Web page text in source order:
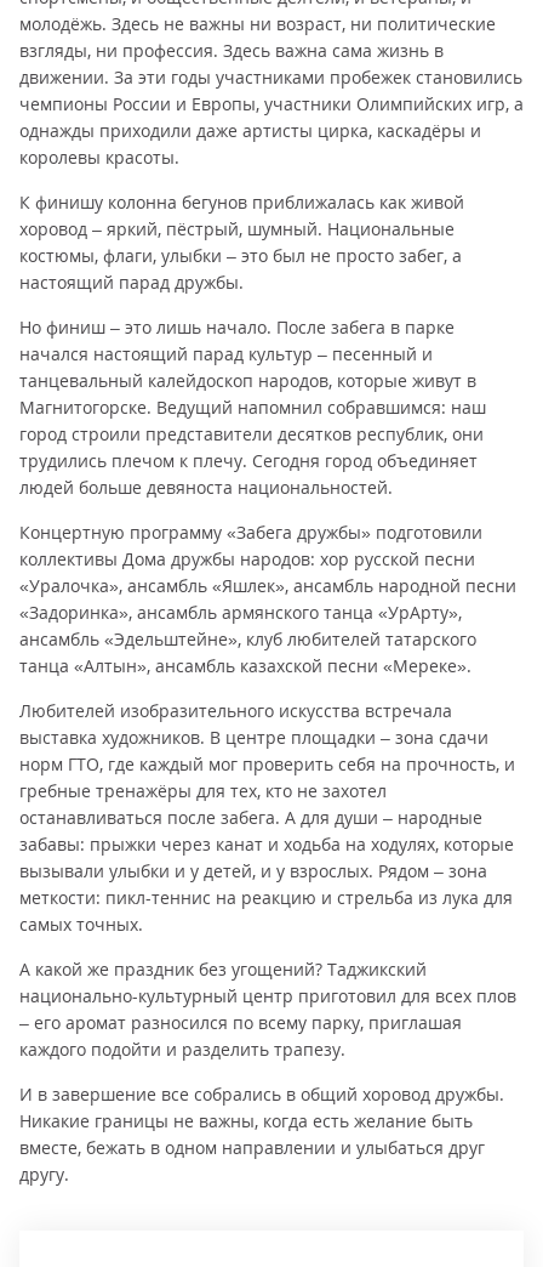
молодёжь. Здесь не важны ни возраст, ни политические
взгляды, ни профессия. Здесь важна сама жизнь в
движении. За эти годы участниками пробежек становились
чемпионы России и Европы, участники Олимпийских игр, а
однажды приходили даже артисты цирка, каскадёры и
королевы красоты.
К финишу колонна бегунов приближалась как живой
хоровод – яркий, пёстрый, шумный. Национальные
костюмы, флаги, улыбки – это был не просто забег, а
настоящий парад дружбы.
Но финиш – это лишь начало. После забега в парке
начался настоящий парад культур – песенный и
танцевальный калейдоскоп народов, которые живут в
Магнитогорске. Ведущий напомнил собравшимся: наш
город строили представители десятков республик, они
трудились плечом к плечу. Сегодня город объединяет
людей больше девяноста национальностей.
Концертную программу «Забега дружбы» подготовили
коллективы Дома дружбы народов: хор русской песни
«Уралочка», ансамбль «Яшлек», ансамбль народной песни
«Задоринка», ансамбль армянского танца «УрАрту»,
ансамбль «Эдельштейне», клуб любителей татарского
танца «Алтын», ансамбль казахской песни «Мереке».
Любителей изобразительного искусства встречала
выставка художников. В центре площадки – зона сдачи
норм ГТО, где каждый мог проверить себя на прочность, и
гребные тренажёры для тех, кто не захотел
останавливаться после забега. А для души – народные
забавы: прыжки через канат и ходьба на ходулях, которые
вызывали улыбки и у детей, и у взрослых. Рядом – зона
меткости: пикл-теннис на реакцию и стрельба из лука для
самых точных.
А какой же праздник без угощений? Таджикский
национально-культурный центр приготовил для всех плов
– его аромат разносился по всему парку, приглашая
каждого подойти и разделить трапезу.
И в завершение все собрались в общий хоровод дружбы.
Никакие границы не важны, когда есть желание быть
вместе, бежать в одном направлении и улыбаться друг
другу.